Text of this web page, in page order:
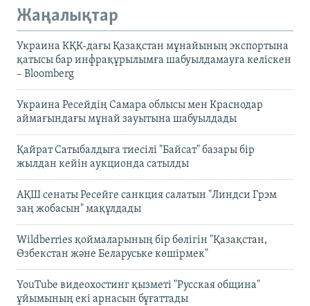
Жаңалықтар
Украина КҚК-дағы Қазақстан мұнайының экспортына
қатысы бар инфрақұрылымға шабуылдамауға келіскен
– Bloomberg
Украина Ресейдің Самара облысы мен Краснодар
аймағындағы мұнай зауытына шабуылдады
Қайрат Сатыбалдыға тиесілі "Байсат" базары бір
жылдан кейін аукционда сатылды
АҚШ сенаты Ресейге санкция салатын "Линдси Грэм
заң жобасын" мақұлдады
Wildberries қоймаларының бір бөлігін "Қазақстан,
Өзбекстан және Беларуське көшірмек"
YouTube видеохостинг қызметі "Русская община"
ұйымының екі арнасын бұғаттады